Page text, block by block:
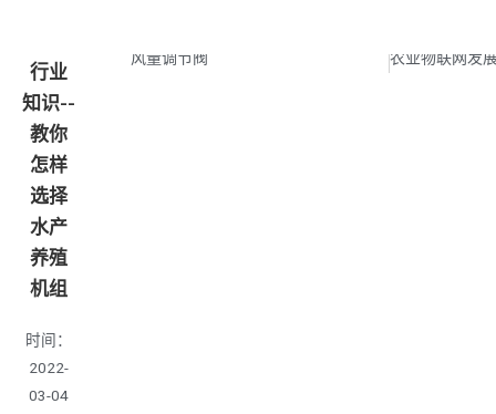
行业
知识--
教你
怎样
选择
水产
养殖
机组
时间：
2022-
03-04
风量调节阀